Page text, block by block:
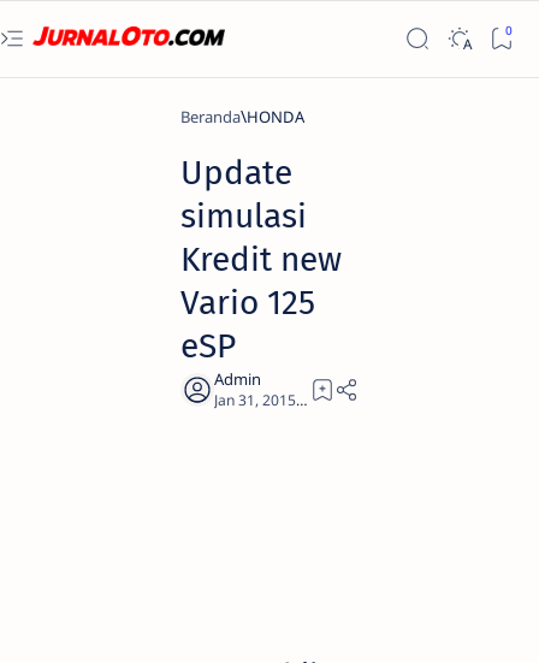
Beranda HONDA
Update
simulasi
Kredit new
Vario 125
eSP
2